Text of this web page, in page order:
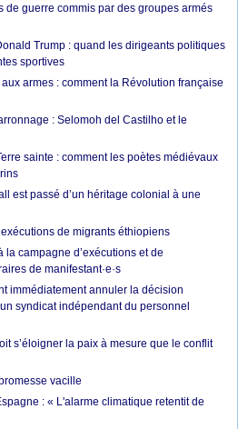
de guerre commis par des groupes armés
Trump : quand les dirigeants politiques
sportives
armes : comment la Révolution française
: Selomoh del Castilho et le
sainte : comment les poètes médiévaux
est passé d’un héritage colonial à une
de migrants éthiopiens
la campagne d’exécutions et de
de manifestant·e·s
immédiatement annuler la décision
syndicat indépendant du personnel
s’éloigner la paix à mesure que le conflit
vacille
: « L'alarme climatique retentit de